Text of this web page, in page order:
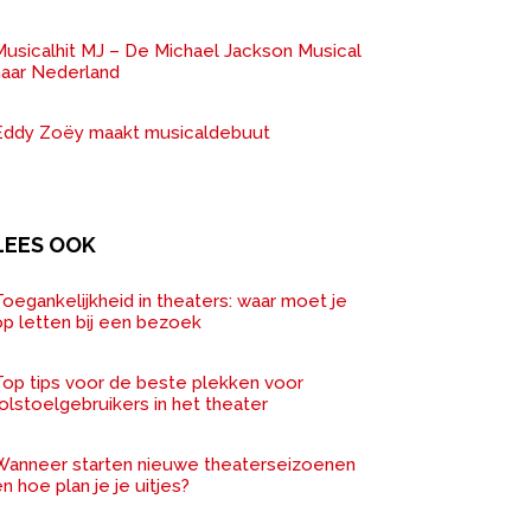
MJ – De Michael Jackson Musical
Nederland
Zoëy maakt musicaldebuut
OOK
in theaters: waar moet je
letten bij een bezoek
tips voor de beste plekken voor
in het theater
starten nieuwe theaterseizoenen
hoe plan je je uitjes?